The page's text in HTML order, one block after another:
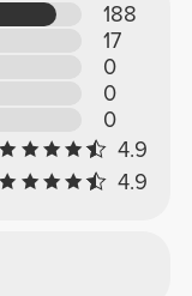
188
17
0
0
0
4.9
4.9